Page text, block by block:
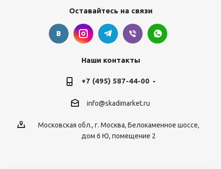
Оставайтесь на связи
Наши контакты
+7 (495) 587-44-00
info@skadimarket.ru
Московская обл., г. Москва, Белокаменное шоссе,
дом 6 Ю, помещение 2